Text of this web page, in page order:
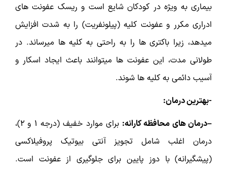
بیماری به ویژه در کودکان شایع است و ریسک عفونت های
ادراری مکرر و عفونت کلیه (پیلونفریت) را به شدت افزایش
میدهد، زیرا باکتری ها را به راحتی به کلیه ها میرساند. در
طولانی مدت، این عفونت ها میتوانند باعث ایجاد اسکار و
آسیب دائمی به کلیه ها شوند.
-بهترین درمان:
–درمان های محافظه کارانه:
برای موارد خفیف (درجه ۱ و ۲)،
درمان اغلب شامل تجویز آنتی بیوتیک پروفیلاکسی
(پیشگیرانه) با دوز پایین برای جلوگیری از عفونت است.